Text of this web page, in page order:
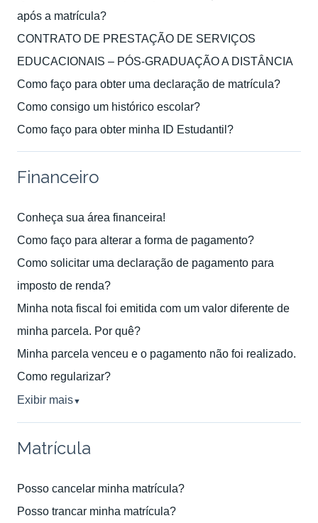
após a matrícula?
CONTRATO DE PRESTAÇÃO DE SERVIÇOS
EDUCACIONAIS – PÓS-GRADUAÇÃO A DISTÂNCIA
Como faço para obter uma declaração de matrícula?
Como consigo um histórico escolar?
Como faço para obter minha ID Estudantil?
Financeiro
Conheça sua área financeira!
Como faço para alterar a forma de pagamento?
Como solicitar uma declaração de pagamento para
imposto de renda?
Minha nota fiscal foi emitida com um valor diferente de
minha parcela. Por quê?
Minha parcela venceu e o pagamento não foi realizado.
Como regularizar?
Exibir mais▼
Matrícula
Posso cancelar minha matrícula?
Posso trancar minha matrícula?